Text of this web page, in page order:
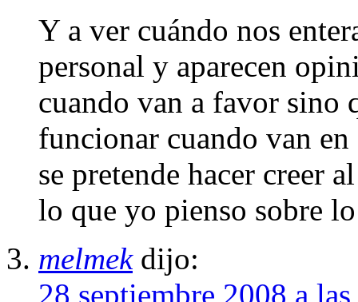
Y a ver cuándo nos
personal y aparecen
cuando van a favor sino
funcionar cuando van
se pretende hacer creer
lo que yo pienso sobre
melmek dijo:
28 septiembre 2008 a